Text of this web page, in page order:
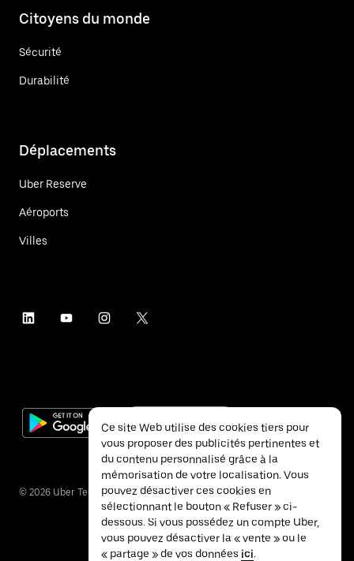
Citoyens du monde
Sécurité
Durabilité
Déplacements
Uber Reserve
Aéroports
Villes
© 2026 Uber Technologies Inc.
Ce site Web utilise des cookies tiers pour
vous proposer des publicités pertinentes et
du contenu personnalisé grâce à la
mémorisation de votre localisation. Vous
pouvez désactiver ces cookies en
sélectionnant le bouton « Refuser » ci-
dessous. Si vous possédez un compte Uber,
vous pouvez désactiver la « vente » ou le
« partage » de vos données ici.